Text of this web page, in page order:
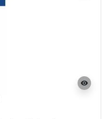
visibility